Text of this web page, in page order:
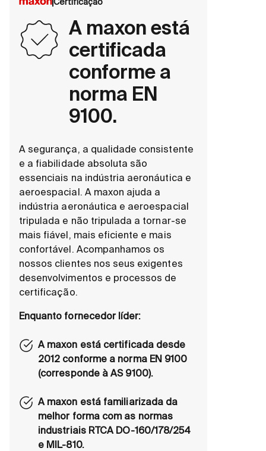
Certificação
A maxon está
certificada
conforme a
norma EN
9100.
A segurança, a qualidade consistente
e a fiabilidade absoluta são
essenciais na indústria aeronáutica e
aeroespacial. A maxon ajuda a
indústria aeronáutica e aeroespacial
tripulada e não tripulada a tornar-se
mais fiável, mais eficiente e mais
confortável. Acompanhamos os
nossos clientes nos seus exigentes
desenvolvimentos e processos de
certificação.
Enquanto fornecedor líder:
A maxon está certificada desde
2012 conforme a norma EN 9100
(corresponde à AS 9100).
A maxon está familiarizada da
melhor forma com as normas
industriais RTCA DO-160/178/254
e MIL-810.